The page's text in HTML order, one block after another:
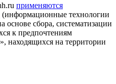
применяются
(информационные технологии
основе сбора, систематизации
к предпочтениям
находящихся на территории